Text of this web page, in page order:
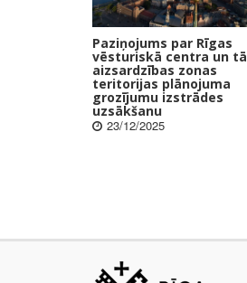
Paziņojums par Rīgas
vēsturiskā centra un tā
aizsardzības zonas
teritorijas plānojuma
grozījumu izstrādes
uzsākšanu
23/12/2025